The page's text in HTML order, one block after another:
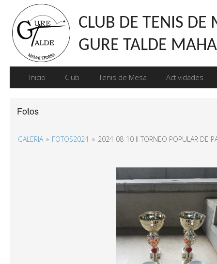
CLUB DE TENIS DE
GURE TALDE
Inicio Club Tenis de Mesa Actividades
Fotos
GALERIA » FOTOS2024 » 2024-08-10 II TORNEO POPULAR DE